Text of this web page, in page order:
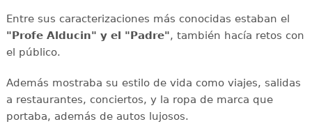
Entre sus caracterizaciones más conocidas estaban el
"Profe Alducin" y el "Padre", también hacía retos con
el público.
Además mostraba su estilo de vida como viajes, salidas
a restaurantes, conciertos, y la ropa de marca que
portaba, además de autos lujosos.